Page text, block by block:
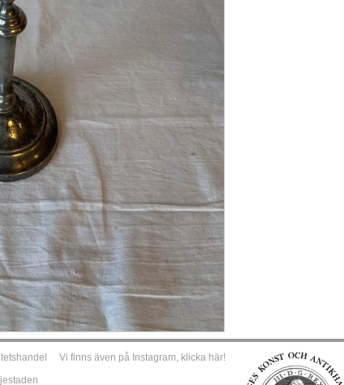
Vi finns även på Instagram, klicka här!